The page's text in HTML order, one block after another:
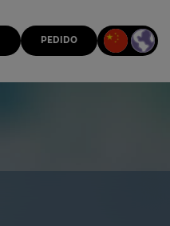
PEDIDO